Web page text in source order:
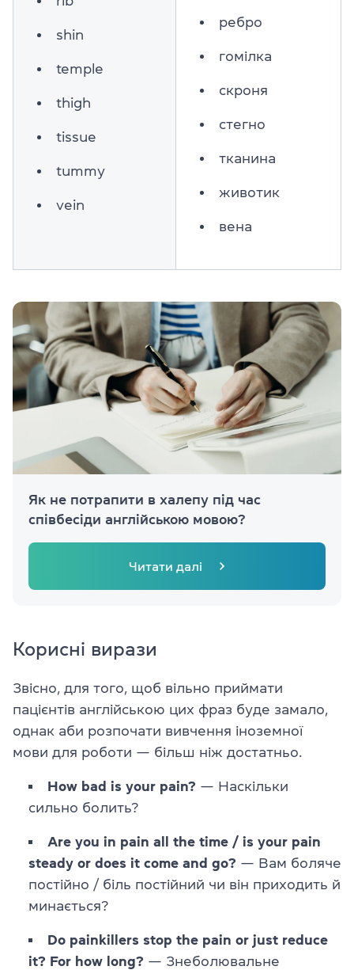
shin
temple
thigh
tissue
tummy
vein
ребро
гомілка
скроня
стегно
тканина
животик
вена
Як не потрапити в халепу під час
співбесіди англійською мовою?
Читати далі
Корисні вирази
Звісно, для того, щоб вільно приймати
пацієнтів англійською цих фраз буде замало,
однак аби розпочати вивчення іноземної
мови для роботи — більш ніж достатньо.
How bad is your pain? — Наскільки
сильно болить?
Are you in pain all the time / is your pain
steady or does it come and go? — Вам боляче
постійно / біль постійний чи він приходить й
минається?
Do painkillers stop the pain or just reduce
it? For how long? — Знеболювальне